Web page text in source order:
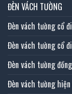
ĐÈN VÁCH TƯỜNG
Đèn vách tường cổ
Đèn vách tường cổ
Đèn vách tường đồng
Đèn vách tường